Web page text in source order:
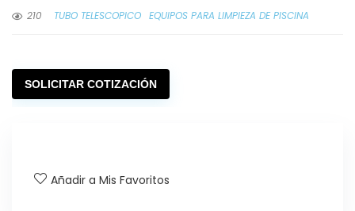
210
TUBO TELESCOPICO EQUIPOS PARA LIMPIEZA DE PISCINA
SOLICITAR COTIZACIÓN
Añadir a Mis Favoritos